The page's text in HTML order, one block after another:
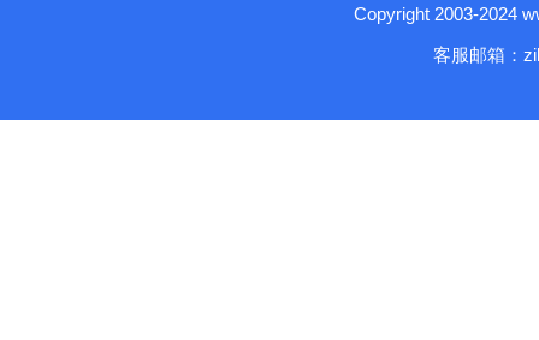
Copyright 2003-2024
客服邮箱：